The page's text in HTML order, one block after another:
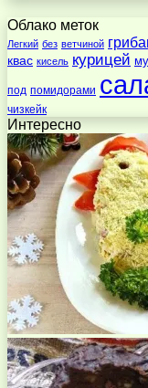
Облако меток
Легкий без ветчиной
квас кисель курицей
под помидорами
чизкейк
Интересно